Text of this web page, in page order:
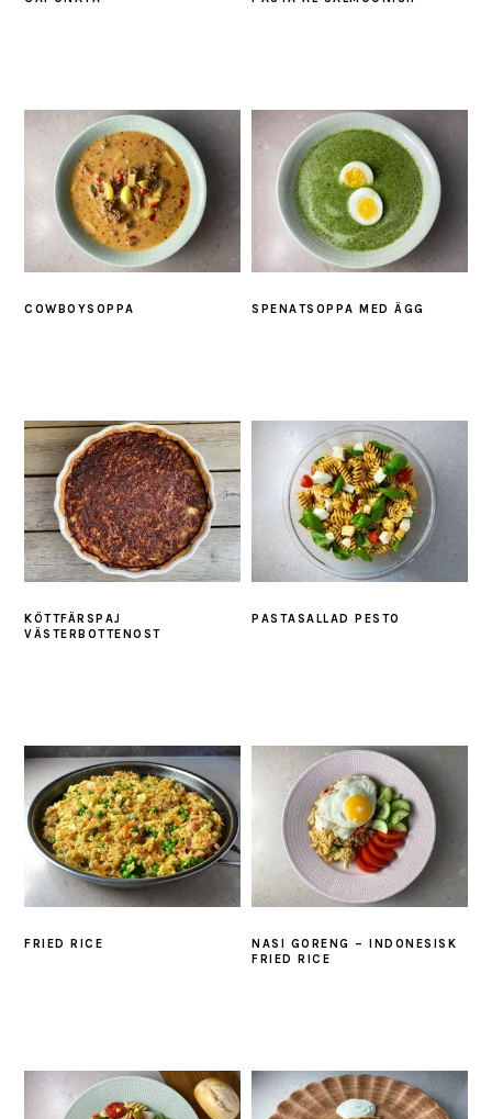
COWBOYSOPPA SPENATSOPPA MED ÄGG
KÖTTFÄRSPAJ
VÄSTERBOTTENOST
PASTASALLAD PESTO
FRIED RICE
NASI GORENG – INDONESISK
FRIED RICE